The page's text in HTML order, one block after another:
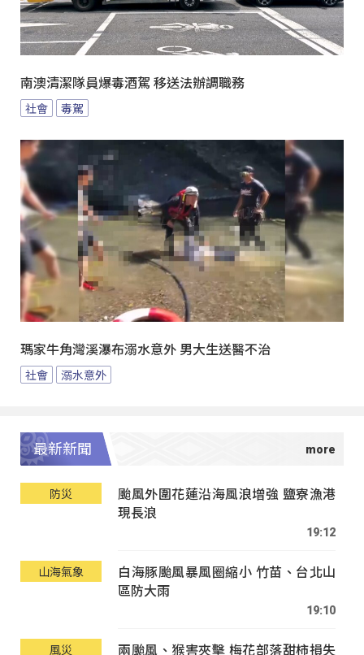
南澳清潔隊員爆毒酒駕 移送法辦調職務
社會 毒駕
瑪家牛角灣溪瀑布溺水意外 男大生送醫不治
社會 溺水意外
最新新聞
防災
颱風外圍花蓮沿海風浪增強 鹽寮漁港
現長浪
19:12
山海氣象
白海豚颱風暴風圈縮小 竹苗、台北山
區防大雨
19:10
風災 兩颱風、猴害夾擊 梅花部落甜柿損失